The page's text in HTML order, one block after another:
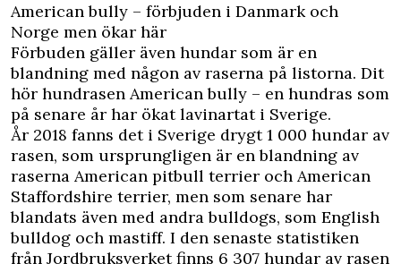
American bully – förbjuden i Danmark och
Norge men ökar här
Förbuden gäller även hundar som är en
blandning med någon av raserna på listorna. Dit
hör hundrasen American bully – en hundras som
på senare år har ökat lavinartat i Sverige.
År 2018 fanns det i Sverige drygt 1 000 hundar av
rasen, som ursprungligen är en blandning av
raserna American pitbull terrier och American
Staffordshire terrier, men som senare har
blandats även med andra bulldogs, som English
bulldog och mastiff. I den senaste statistiken
från Jordbruksverket finns 6 307 hundar av rasen